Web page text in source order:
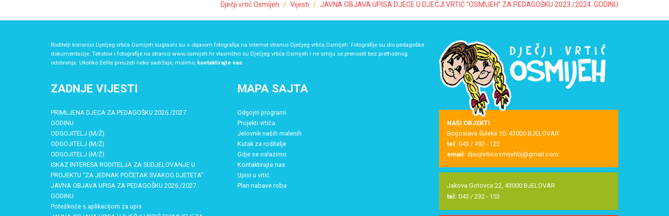
Dječji vrtić Osmijeh Vijesti JAVNA OBJAVA UPISA DJECE U DJEČJI VRTIĆ “OSMIJEH” ZA PEDAGOŠKU 2023./2024. GODINU
Roditelji korisnici Dječjeg vrtića Osmijeh suglasni su s objavom fotografija na internet stranici Dječjeg vrtića Osmijeh. Fotografije su dio pedagoške
dokumentacije. Tekstovi i fotografije na stranici www.osmijeh.hr vlasništvo su Dječjeg vrtića Osmijeh i ne smiju se prenositi bez prethodnog
odobrenja. Ukoliko želite preuzeti neke sadržaje, molimo, kontaktirajte nas.
ZADNJE VIJESTI
PRIMLJENA DJECA ZA PEDAGOŠKU 2026./2027.
GODINU
ODGOJITELJ (M/Ž)
ODGOJITELJ (M/Ž)
ODGOJITELJ (M/Ž)
ISKAZ INTERESA RODITELJA ZA SUDJELOVANJE U
PROJEKTU “ZA JEDNAK POČETAK SVAKOG DJETETA”
JAVNA OBJAVA UPISA ZA PEDAGOŠKU 2026./2027.
GODINU
Poteškoće s aplikacijom za upis
MAPA SAJTA
Odgojni programi
Projekti vrtića
Jelovnik naših malenih
Kutak za roditelje
Gdje se nalazimo
Kontaktirajte nas
Upisi u vrtić
Plan nabave roba
NAŠI OBJEKTI
Bogoslava Šuleka 10, 43000 BJELOVAR
tel: 043 / 492 - 123
email: djecjivrticosmijehbj@gmail.com
Jakova Gotovca 22, 43000 BJELOVAR
tel: 043 / 232 - 153